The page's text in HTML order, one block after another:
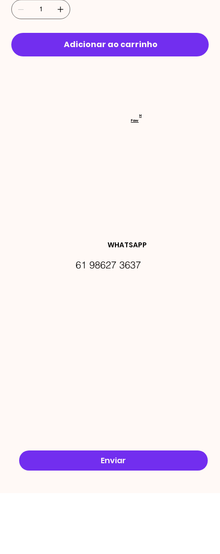
Adicionar ao carrinho
RECEBA
DES E
Enviar
WHATSAPP
61 98627 3637
Faw
H